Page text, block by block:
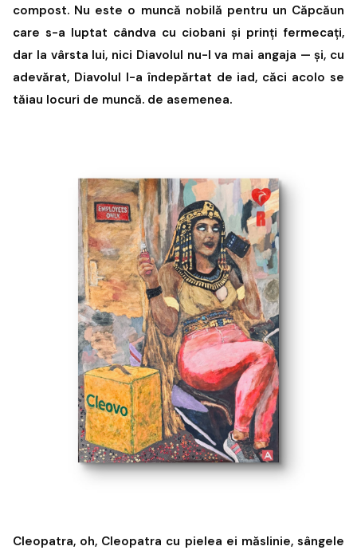
compost. Nu este o muncă nobilă pentru un Căpcăun
care s-a luptat cândva cu ciobani și prinți fermecați,
dar la vârsta lui, nici Diavolul nu-l va mai angaja — și, cu
adevărat, Diavolul l-a îndepărtat de iad, căci acolo se
tăiau locuri de muncă. de asemenea.
Cleopatra, oh, Cleopatra cu pielea ei măslinie, sângele